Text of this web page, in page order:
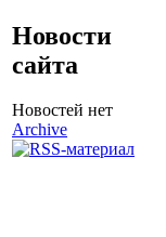
Новости
сайта
Новостей нет
Archive